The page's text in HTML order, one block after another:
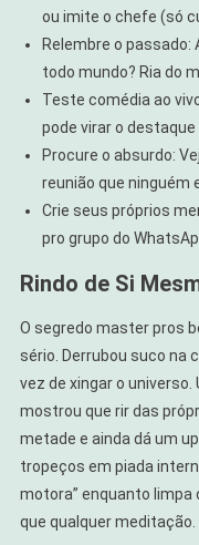
ou imite o chefe (só
Relembre o passado:
todo mundo? Ria do
Teste comédia ao
pode virar o destaque
Procure o absurdo:
reunião que ninguém
Crie seus próprios
pro grupo do
Rindo de Si
O segredo master pros
sério. Derrubou suco na
vez de xingar o
mostrou que rir das
metade e ainda dá um
tropeços em piada
motora” enquanto limpa
que qualquer meditação.